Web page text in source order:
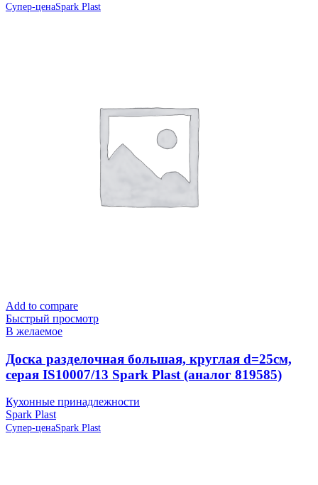
Супер-ценаSpark Plast
Add to compare
Быстрый просмотр
В желаемое
Доска разделочная большая, круглая d=25см,
серая IS10007/13 Spark Plast (аналог 819585)
Кухонные принадлежности
Spark Plast
Супер-ценаSpark Plast